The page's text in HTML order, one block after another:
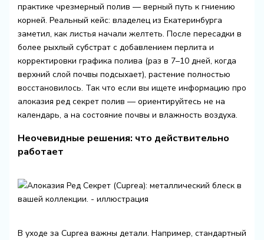
практике чрезмерный полив — верный путь к гниению
корней. Реальный кейс: владелец из Екатеринбурга
заметил, как листья начали желтеть. После пересадки в
более рыхлый субстрат с добавлением перлита и
корректировки графика полива (раз в 7–10 дней, когда
верхний слой почвы подсыхает), растение полностью
восстановилось. Так что если вы ищете информацию про
алоказия ред секрет полив — ориентируйтесь не на
календарь, а на состояние почвы и влажность воздуха.
Неочевидные решения: что действительно
работает
В уходе за Cuprea важны детали. Например, стандартный